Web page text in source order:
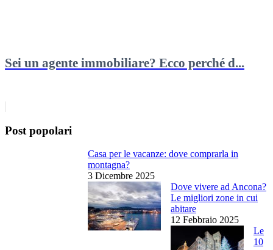
Sei un agente immobiliare? Ecco perché d...
Post popolari
Casa per le vacanze: dove comprarla in
montagna?
3 Dicembre 2025
Dove vivere ad Ancona?
Le migliori zone in cui
abitare
12 Febbraio 2025
Le
10